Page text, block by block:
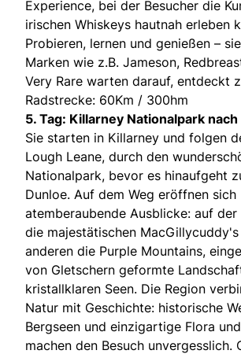
Experience, bei der Besucher die
irischen Whiskeys hautnah erleben
Probieren, lernen und genießen –
Marken wie z.B. Jameson,
Very Rare warten darauf, entdeckt
Radstrecke: 60Km / 300hm
5. Tag: Killarney Nationalpark nach
Sie starten in Killarney und folgen
Lough Leane, durch den
Nationalpark, bevor es hinaufgeht
Dunloe. Auf dem Weg eröffnen sich
atemberaubende Ausblicke: auf der
die majestätischen
anderen die Purple Mountains,
von Gletschern geformte
kristallklaren Seen. Die Region
Natur mit Geschichte: historische
Bergseen und einzigartige Flora
machen den Besuch unvergesslich.